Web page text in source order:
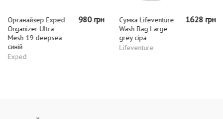
Органайзер Exped
Organizer Ultra
Mesh 19 deepsea
синій
Exped
980 грн
Сумка Lifeventure
Wash Bag Large
grey сіра
Lifeventure
1628 грн